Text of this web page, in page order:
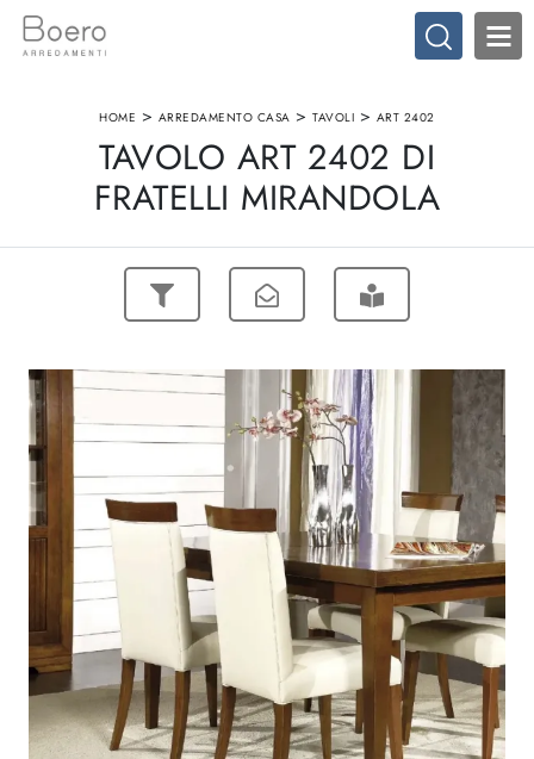
HOME > ARREDAMENTO CASA >TAVOLI > ART 2402
TAVOLO ART 2402 DI
FRATELLI MIRANDOLA